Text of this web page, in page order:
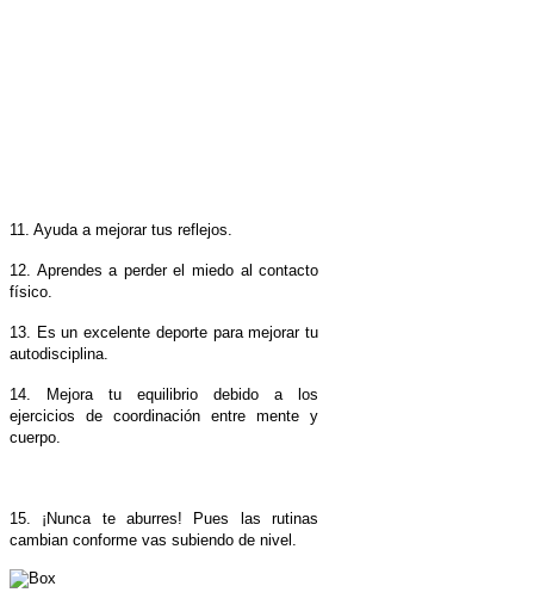
11. Ayuda a mejorar tus reflejos.
12. Aprendes a perder el miedo al contacto
físico.
13. Es un excelente deporte para mejorar tu
autodisciplina.
14. Mejora tu equilibrio debido a los
ejercicios de coordinación entre mente y
cuerpo.
15. ¡Nunca te aburres! Pues las rutinas
cambian conforme vas subiendo de nivel.